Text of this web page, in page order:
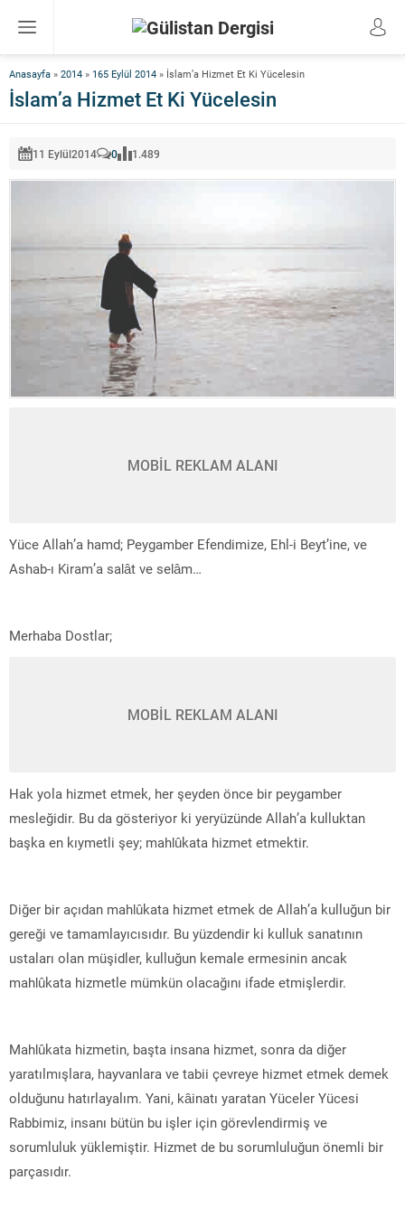
Anasayfa » 2014 » 165 Eylül 2014 » İslam’a Hizmet Et Ki Yücelesin
İslam’a Hizmet Et Ki Yücelesin
11 Eylül2014 0 1.489
MOBİL REKLAM ALANI
Yüce Allah’a hamd; Peygamber Efendimize, Ehl-i Beyt’ine, ve
Ashab-ı Kiram’a salât ve selâm…
Merhaba Dostlar;
MOBİL REKLAM ALANI
Hak yola hizmet etmek, her şeyden önce bir peygamber
mesleğidir. Bu da gösteriyor ki yeryüzünde Allah’a kulluktan
başka en kıymetli şey; mahlûkata hizmet etmektir.
Diğer bir açıdan mahlûkata hizmet etmek de Allah’a kulluğun bir
gereği ve tamamlayıcısıdır. Bu yüzdendir ki kulluk sanatının
ustaları olan müşidler, kulluğun kemale ermesinin ancak
mahlûkata hizmetle mümkün olacağını ifade etmişlerdir.
Mahlûkata hizmetin, başta insana hizmet, sonra da diğer
yaratılmışlara, hayvanlara ve tabii çevreye hizmet etmek demek
olduğunu hatırlayalım. Yani, kâinatı yaratan Yüceler Yücesi
Rabbimiz, insanı bütün bu işler için görevlendirmiş ve
sorumluluk yüklemiştir. Hizmet de bu sorumluluğun önemli bir
parçasıdır.